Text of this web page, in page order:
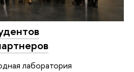
лаборатория